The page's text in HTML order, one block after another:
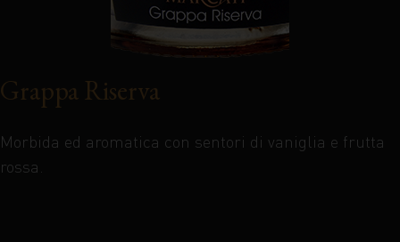
Grappa Riserva
Morbida ed aromatica con sentori di vaniglia e frutta
rossa.